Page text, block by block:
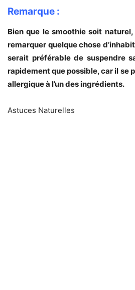
Remarque :
Bien que le smoothie soit
remarquer quelque chose
serait préférable de suspendre
rapidement que possible, car il se
allergique à l’un des ingrédients.
Astuces Naturelles